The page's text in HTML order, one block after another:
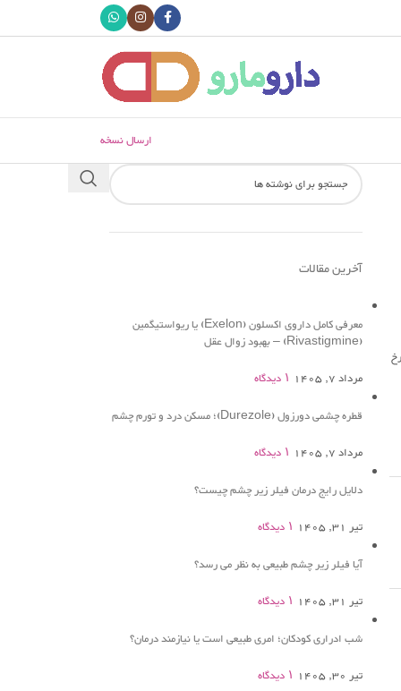
ارسال نسخه
آخرین مقالات
معرفی کامل داروی اکسلون (Exelon) یا ریواستیگمین
(Rivastigmine) – بهبود زوال عقل
مرداد 7, 1405
۱ دیدگاه
قطره چشمی دورزول (Durezole)؛ مسکن درد و تورم چشم
مرداد 7, 1405
۱ دیدگاه
دلایل رایج درمان فیلر زیر چشم چیست؟
تیر 31, 1405
۱ دیدگاه
آیا فیلر زیر چشم طبیعی به نظر می رسد؟
تیر 31, 1405
۱ دیدگاه
شب ادراری کودکان؛ امری طبیعی است یا نیازمند درمان؟
تیر 30, 1405
۱ دیدگاه